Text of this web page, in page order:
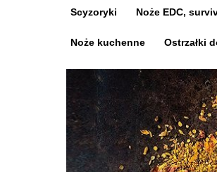
Scyzoryki Noże EDC,
Noże kuchenne Ostrzałki